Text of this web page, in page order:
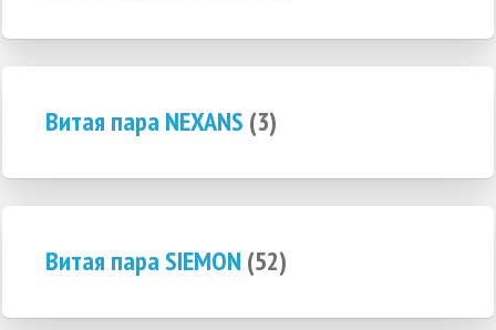
Витая пара NEXANS (3)
Витая пара SIEMON (52)